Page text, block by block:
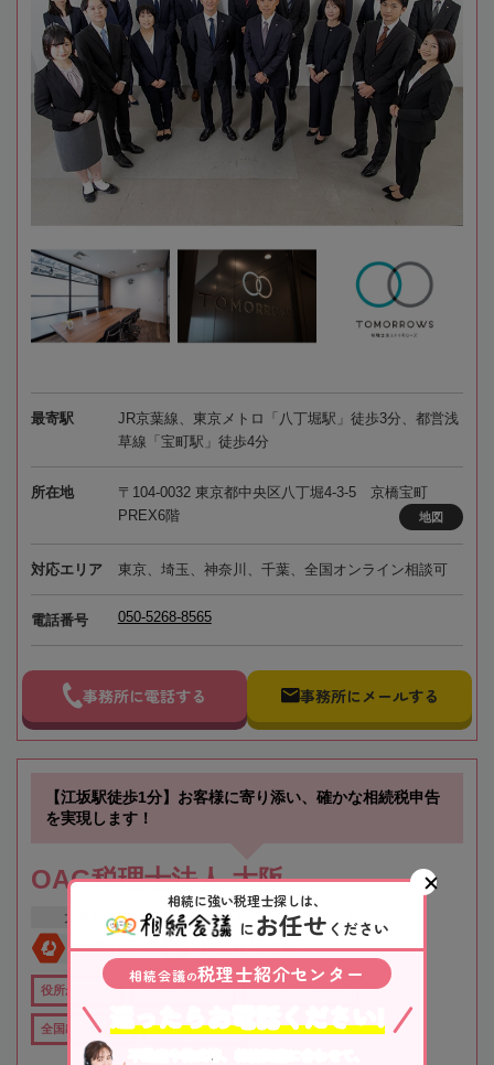
最寄駅
JR京葉線、東京メトロ「八丁堀駅」徒歩3分、都営浅
草線「宝町駅」徒歩4分
所在地
〒104-0032 東京都中央区八丁堀4-3-5 京橋宝町
PREX6階
地図
対応エリア 東京、埼玉、神奈川、千葉、全国オンライン相談可
電話番号 050-5268-8565
事務所に電話する 事務所にメールする
【江坂駅徒歩1分】お客様に寄り添い、確かな相続税申告
を実現します！
OAG税理士法人 大阪
大阪府 吹田市 江坂駅
全国対応 初回相談無料
役所から近い 在籍数10名以上 オンライン相談可
全国出張対応可 女性税理士在籍
相続に強い税理士探しは、
にお任せ ください
相続会議の税理士紹介センター
不動産や株式等、相続資産に合わせて、